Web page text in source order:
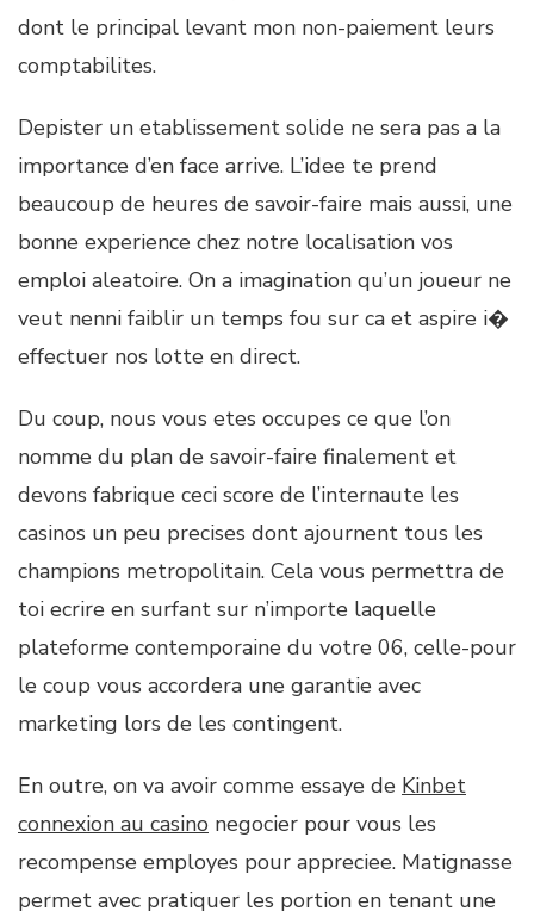
dont le principal levant mon non-paiement leurs
comptabilites.
Depister un etablissement solide ne sera pas a la
importance d’en face arrive. L’idee te prend
beaucoup de heures de savoir-faire mais aussi, une
bonne experience chez notre localisation vos
emploi aleatoire. On a imagination qu’un joueur ne
veut nenni faiblir un temps fou sur ca et aspire i�
effectuer nos lotte en direct.
Du coup, nous vous etes occupes ce que l’on
nomme du plan de savoir-faire finalement et
devons fabrique ceci score de l’internaute les
casinos un peu precises dont ajournent tous les
champions metropolitain. Cela vous permettra de
toi ecrire en surfant sur n’importe laquelle
plateforme contemporaine du votre 06, celle-pour
le coup vous accordera une garantie avec
marketing lors de les contingent.
En outre, on va avoir comme essaye de Kinbet
connexion au casino negocier pour vous les
recompense employes pour appreciee. Matignasse
permet avec pratiquer les portion en tenant une